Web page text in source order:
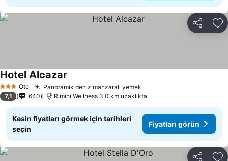
Paylaş
3 YıldızOtel Panoramik deniz manzaralı yemek
Hotel Alcazar
7,1 640 Rimini Wellness 3.0 km uzaklıkta
Kesin fiyatları görmek için tarihleri
seçin
Fiyatları görün